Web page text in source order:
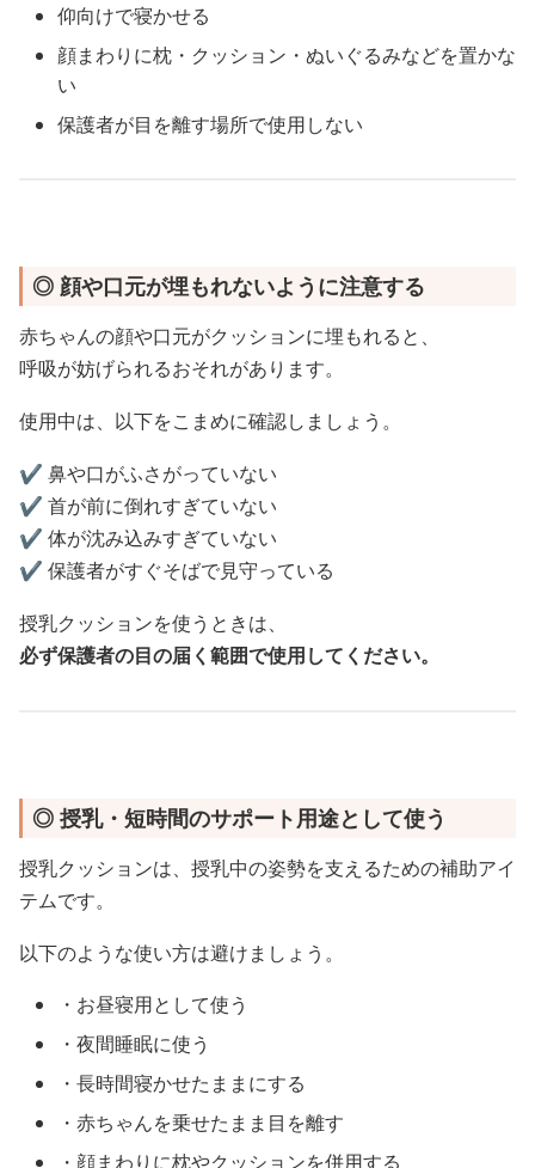
仰向けで寝かせる
顔まわりに枕・クッション・ぬいぐるみなどを置かな
い
保護者が目を離す場所で使用しない
◎ 顔や口元が埋もれないように注意する
赤ちゃんの顔や口元がクッションに埋もれると、
呼吸が妨げられるおそれがあります。
使用中は、以下をこまめに確認しましょう。
✔️ 鼻や口がふさがっていない
✔️ 首が前に倒れすぎていない
✔️ 体が沈み込みすぎていない
✔️ 保護者がすぐそばで見守っている
授乳クッションを使うときは、
必ず保護者の目の届く範囲で使用してください。
◎ 授乳・短時間のサポート用途として使う
授乳クッションは、授乳中の姿勢を支えるための補助アイ
テムです。
以下のような使い方は避けましょう。
・お昼寝用として使う
・夜間睡眠に使う
・長時間寝かせたままにする
・赤ちゃんを乗せたまま目を離す
・顔まわりに枕やクッションを併用する